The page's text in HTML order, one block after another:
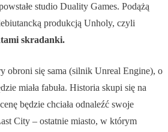
studio Duality Games. Podążą
produkcją Unholy, czyli
skradanki.
obroni się sama (silnik Unreal Engine), o
miała fabuła. Historia skupi się na
będzie chciała odnaleźć swoje
City – ostatnie miasto, w którym